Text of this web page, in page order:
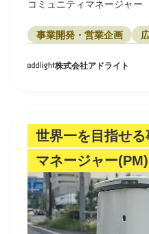
コミュニティマネージャー
事業開発・営業企画
株式会社アドライト
世界一を目指せ
マネージャー(PM)